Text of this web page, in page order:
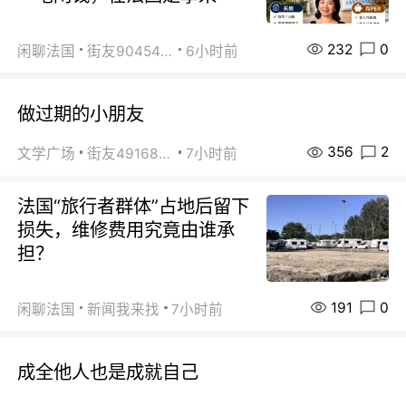
闲聊法国 街友90454511 6小时前 232 0
做过期的小朋友
文学广场 街友49168527 7小时前 356 2
法国“旅行者群体”占地后留下
损失，维修费用究竟由谁承
担？
闲聊法国 新闻我来找 7小时前 191 0
成全他人也是成就自己